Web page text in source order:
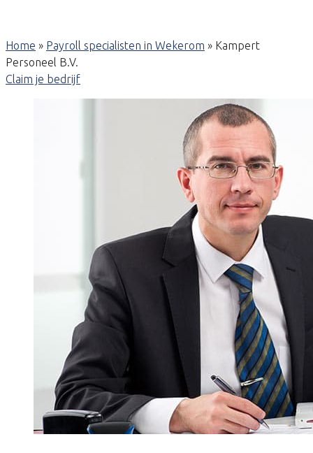
Home » Payroll specialisten in Wekerom » Kampert
Personeel B.V.
Claim je bedrijf